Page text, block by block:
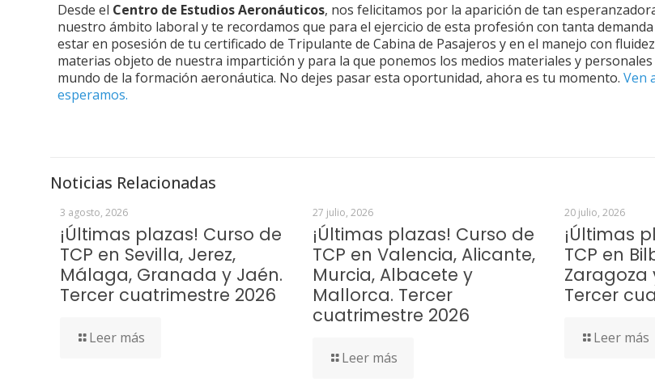
Desde el Centro de Estudios Aeronáuticos, nos felicitamos por la aparición de tan
nuestro ámbito laboral y te recordamos que para el ejercicio de esta profesión con tanta
estar en posesión de tu certificado de Tripulante de Cabina de Pasajeros y en el manejo con
materias objeto de nuestra impartición y para la que ponemos los medios materiales y
mundo de la formación aeronáutica. No dejes pasar esta oportunidad, ahora es tu momento.Ven
esperamos.
Noticias Relacionadas
3 agosto, 2026
¡Últimas plazas! Curso de
TCP en Sevilla, Jerez,
Málaga, Granada y Jaén.
Tercer cuatrimestre 2026
Leer más
27 julio, 2026
¡Últimas plazas! Curso de
TCP en Valencia, Alicante,
Murcia, Albacete y
Mallorca. Tercer
cuatrimestre 2026
Leer más
20 julio, 2026
¡Últimas
TCP en
Zaragoza
Tercer
Leer más